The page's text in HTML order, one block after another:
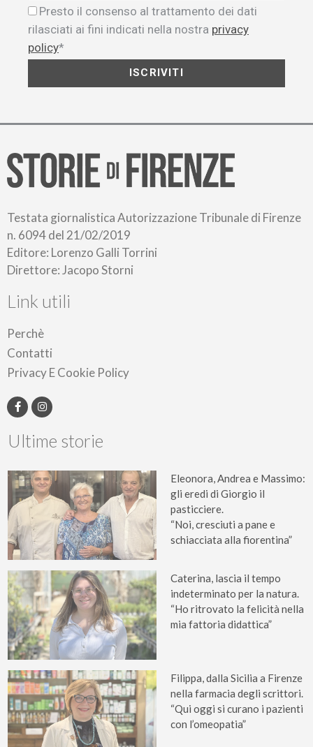
Presto il consenso al trattamento dei dati
rilasciati ai fini indicati nella nostra privacy
policy*
ISCRIVITI
Testata giornalistica Autorizzazione Tribunale di Firenze
n. 6094 del 21/02/2019
Editore: Lorenzo Galli Torrini
Direttore: Jacopo Storni
Link utili
Perchè
Contatti
Privacy E Cookie Policy
Ultime storie
Eleonora, Andrea e Massimo:
gli eredi di Giorgio il
pasticciere.
“Noi, cresciuti a pane e
schiacciata alla fiorentina”
Caterina, lascia il tempo
indeterminato per la natura.
“Ho ritrovato la felicità nella
mia fattoria didattica”
Filippa, dalla Sicilia a Firenze
nella farmacia degli scrittori.
“Qui oggi si curano i pazienti
con l’omeopatia”